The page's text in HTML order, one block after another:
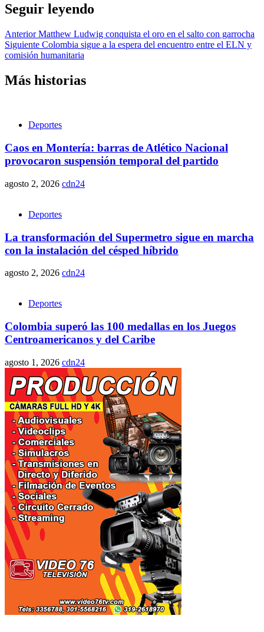
Seguir leyendo
AnteriorMatthew Ludwig conquista el oro en el salto con garrocha
Siguiente Colombia sigue a la espera del encuentro entre el ELN y
comisión humanitaria
Más historias
Deportes
Caos en Montería: barras de Atlético Nacional
provocaron suspensión temporal del partido
agosto 2, 2026 cdn24
Deportes
La transformación del Supermetro sigue en marcha
con la instalación del césped híbrido
agosto 2, 2026 cdn24
Deportes
Colombia superó las 100 medallas en los Juegos
Centroamericanos y del Caribe
agosto 1, 2026 cdn24